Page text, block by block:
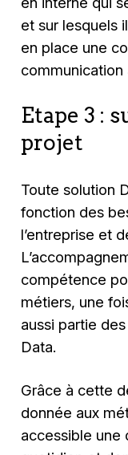
et sur lesquels
en place une
communication
Etape 3 :
projet
Toute solution
fonction des
l’entreprise et
compétence
métiers, une
aussi partie
Data.
Grâce à cette
donnée aux
accessible une